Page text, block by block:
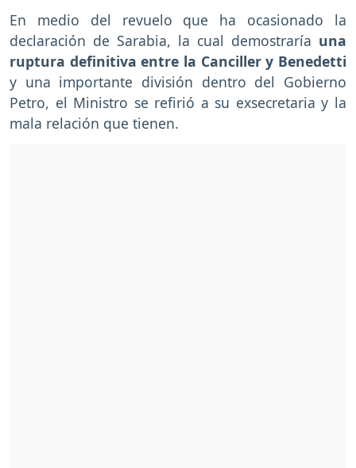
En medio del revuelo que ha ocasionado la
declaración de Sarabia, la cual demostraría una
ruptura definitiva entre la Canciller y Benedetti
y una importante división dentro del Gobierno
Petro, el Ministro se refirió a su exsecretaria y la
mala relación que tienen.